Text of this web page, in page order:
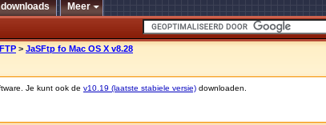
downloads Meer
FTP > JaSFtp fo Mac OS X v8.28
Je kunt ook de v10.19 (laatste stabiele versie) downloaden.